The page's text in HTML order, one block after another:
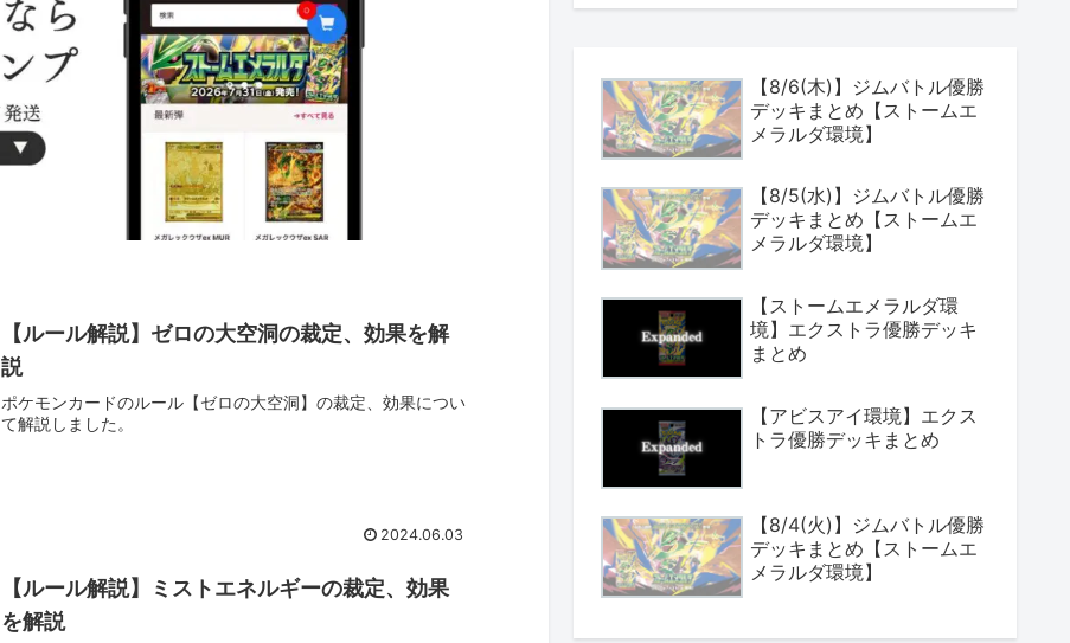
【ルール解説】ゼロの大空洞の裁定、効果を解
説
ポケモンカードのルール【ゼロの大空洞】の裁定、効果につい
て解説しました。
2024.06.03
【ルール解説】ミストエネルギーの裁定、効果
を解説
【8/6(木)】ジムバトル優勝
デッキまとめ【ストームエ
メラルダ環境】
【8/5(水)】ジムバトル優勝
デッキまとめ【ストームエ
メラルダ環境】
【ストームエメラルダ環
境】エクストラ優勝デッキ
まとめ
【アビスアイ環境】エクス
トラ優勝デッキまとめ
【8/4(火)】ジムバトル優勝
デッキまとめ【ストームエ
メラルダ環境】